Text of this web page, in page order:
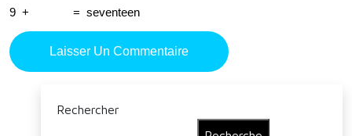
9 + = seventeen
Rechercher